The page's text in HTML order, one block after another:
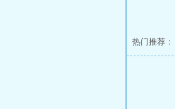
热门推荐：